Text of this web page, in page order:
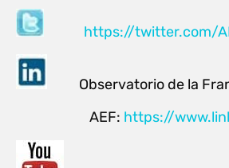
https://twitter.com/
Observatorio de la
AEF: https://